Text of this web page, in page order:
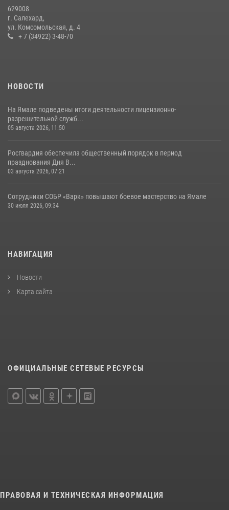
14 июля 2026, 06:53
629008
г. Салехард,
ул. Комсомольская, д. 4
+ 7 (34922) 3-48-70
НОВОСТИ
На Ямале подведены итоги деятельности лицензионно-
разрешительной служб...
05 августа 2026, 11:50
Росгвардия обеспечила общественный порядок в период
празднования Дня В...
03 августа 2026, 07:21
Сотрудники СОБР «Варк» повышают боевое мастерство на Ямале
30 июля 2026, 09:34
НАВИГАЦИЯ
Новости
Карта сайта
ОФИЦИАЛЬНЫЕ СЕТЕВЫЕ РЕСУРСЫ
ПРАВОВАЯ И ТЕХНИЧЕСКАЯ ИНФОРМАЦИЯ